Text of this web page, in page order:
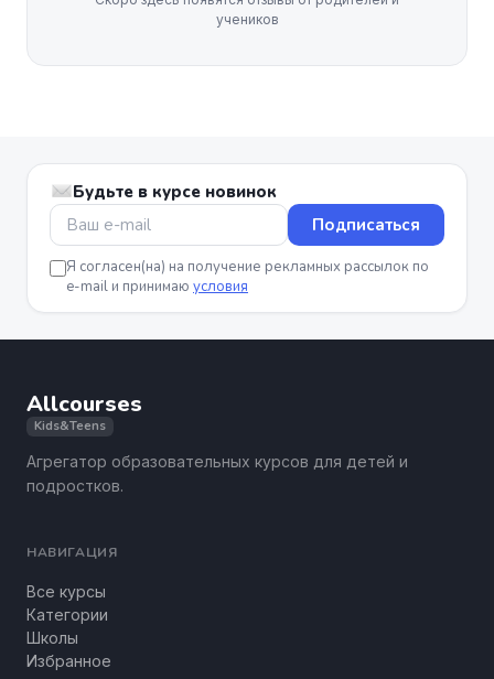
учеников
Будьте в курсе новинок
Подписаться
Я согласен(на) на получение рекламных рассылок по
e-mail и принимаю условия
Allcourses
Kids&Teens
Агрегатор образовательных курсов для детей и
подростков.
НАВИГАЦИЯ
Все курсы
Категории
Школы
Избранное